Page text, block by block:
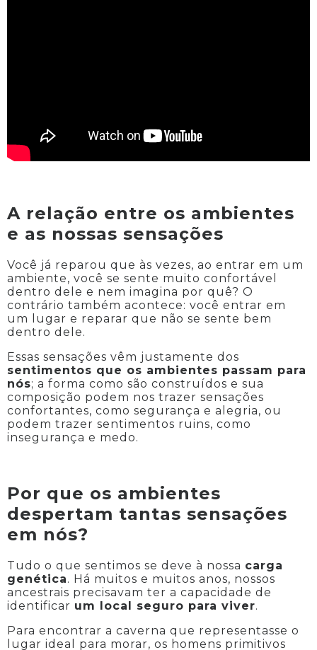
A relação entre os ambientes
e as nossas sensações
Você já reparou que às vezes, ao entrar em um
ambiente, você se sente muito confortável
dentro dele e nem imagina por quê? O
contrário também acontece: você entrar em
um lugar e reparar que não se sente bem
dentro dele.
Essas sensações vêm justamente dos
sentimentos que os ambientes passam para
nós; a forma como são construídos e sua
composição podem nos trazer sensações
confortantes, como segurança e alegria, ou
podem trazer sentimentos ruins, como
insegurança e medo.
Por que os ambientes
despertam tantas sensações
em nós?
Tudo o que sentimos se deve à nossa carga
genética. Há muitos e muitos anos, nossos
ancestrais precisavam ter a capacidade de
identificar um local seguro para viver.
Para encontrar a caverna que representasse o
lugar ideal para morar, os homens primitivos